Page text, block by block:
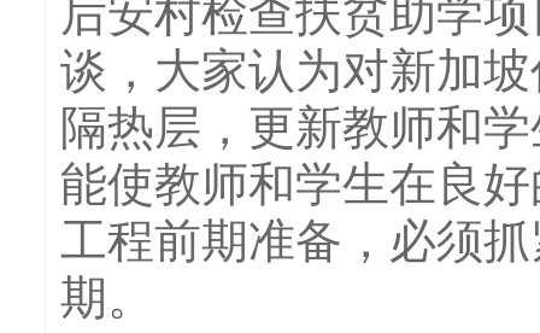
后安村检查扶贫助学
谈，大家认为对新加
隔热层，更新教师和
能使教师和学生在良
工程前期准备，必须
期。